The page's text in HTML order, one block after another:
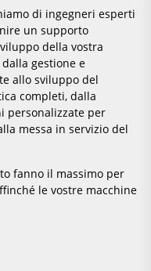
di ingegneri esperti
un supporto
della vostra
gestione e
allo sviluppo del
completi, dalla
personalizzate per
messa in servizio del
fanno il massimo per
le vostre macchine